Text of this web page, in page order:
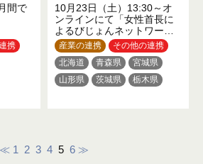
間で
携
10月23日（土）13:30～オ
ンラインにて「女性首長に
よるびじょんネットワー
ク」を開催します！
産業の連携
その他の連携
北海道
青森県
宮城県
山形県
茨城県
栃木県
大阪府
≪ 1 2 3 4 5 6 ≫